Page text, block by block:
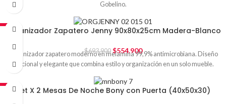
Gobelino.
-20%Organizador Zapatero Jenny 90x80x25cm Madera-Blanco
$693.900 $554.900
Organizador zapatero moderno en melamina 99,9% antimicrobiana. Diseño
funcional y elegante que combina estilo y organización en un solo mueble.
-21% Set X 2 Mesas De Noche Bony con Puerta (40x50x30)